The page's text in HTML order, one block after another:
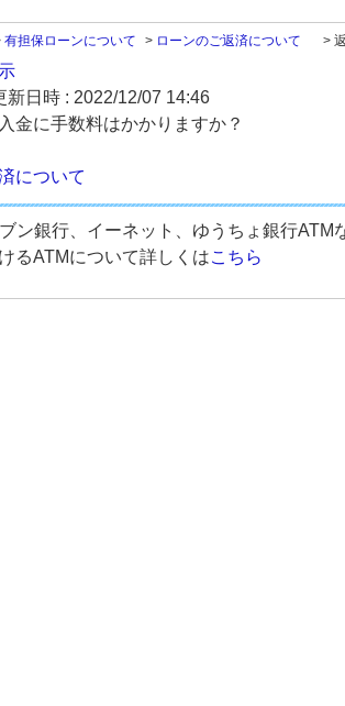
有担保ローンについて > ローンのご返済について >
新日時 : 2022/12/07 14:46
金に手数料はかかりますか？
について
ン銀行、イーネット、ゆうちょ銀行
るATMについて詳しくはこちら